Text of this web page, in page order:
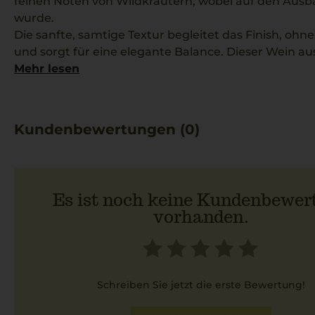
wurde.
Die sanfte, samtige Textur begleitet das Finish,
und sorgt für eine elegante Balance. Dieser Wein
Unkompliziertheit und Ausgewogenheit und bietet
Gerichten wie Parmigiana di Melanzane.
Mehr lesen
Kundenbewertungen (0)
Es ist noch keine
vorhanden.
Schreiben Sie jetzt die erste Bewertung!